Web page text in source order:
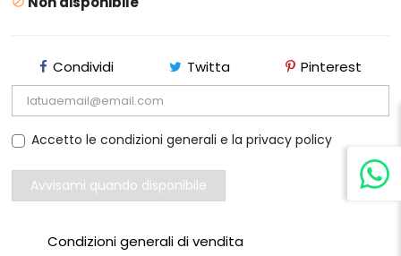
Condividi Twitta Pinterest
Accetto le condizioni generali e la privacy policy
Avvisami quando disponibile
Condizioni generali di vendita